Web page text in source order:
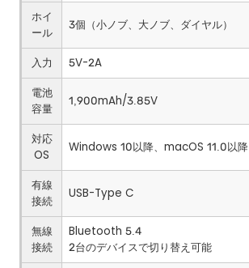
ホイ
ール
3個（小ノブ、大ノブ、ダイヤル）
入力
5V-2A
電池
容量
1,900mAh/3.85V
対応
OS
Windows 10以降、macOS 11.0以降
有線
接続
USB-Type C
無線
接続
Bluetooth 5.4
2台のデバイスで切り替え可能